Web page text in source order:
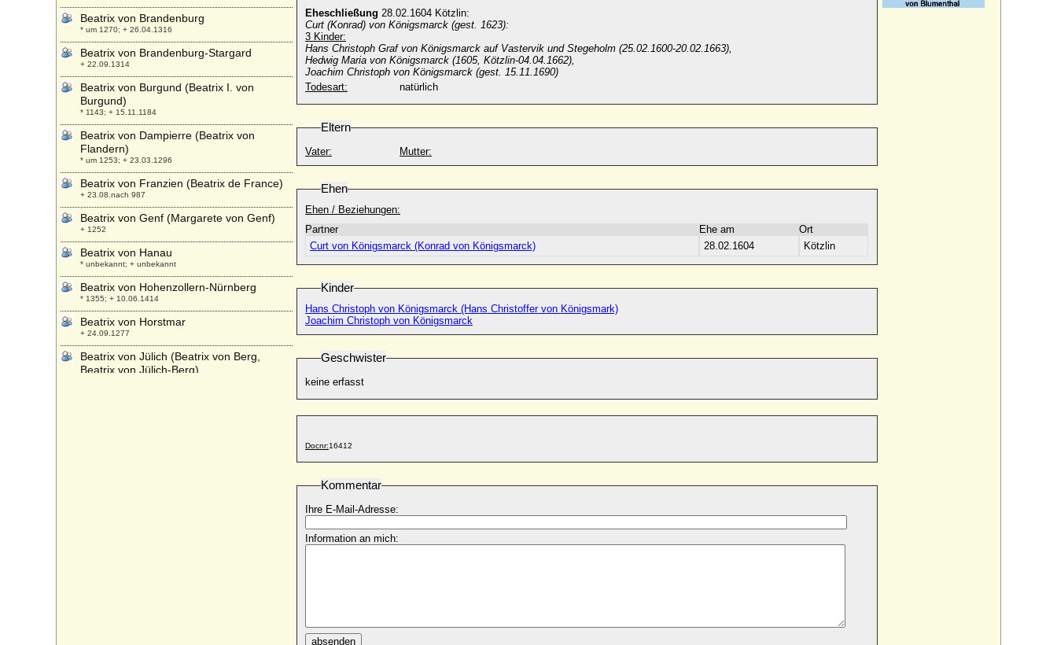
Eheschließung 28.02.1604 Kötzlin:
Curt (Konrad) von Königsmarck (gest. 1623):
3 Kinder:
Hans Christoph Graf von Königsmarck auf Vastervik und Stegeholm (25.02.1600-20.02.1663),
Hedwig Maria von Königsmarck (1605, Kötzlin-04.04.1662),
Joachim Christoph von Königsmarck (gest. 15.11.1690)
Todesart:
natürlich
Eltern
Vater: Mutter:
Ehen
Ehen / Beziehungen:
Partner
Ehe am
Ort
Curt von Königsmarck (Konrad von Königsmarck)
28.02.1604 Kötzlin
Kinder
Hans Christoph von Königsmarck (Hans Christoffer von Königsmark)
Joachim Christoph von Königsmarck
Geschwister
keine erfasst
Docnr:16412
Kommentar
Ihre E-Mail-Adresse:
Information an mich:
absenden
Beatrix von Brandenburg
* um 1270; + 26.04.1316
Beatrix von Brandenburg-Stargard
+ 22.09.1314
Beatrix von Burgund (Beatrix I. von
Burgund)
* 1143; + 15.11.1184
Beatrix von Dampierre (Beatrix von
Flandern)
* um 1253; + 23.03.1296
Beatrix von Franzien (Beatrix de France)
+ 23.08.nach 987
Beatrix von Genf (Margarete von Genf)
+ 1252
Beatrix von Hanau
* unbekannt; + unbekannt
Beatrix von Hohenzollern-Nürnberg
* 1355; + 10.06.1414
Beatrix von Horstmar
+ 24.09.1277
Beatrix von Jülich (Beatrix von Berg,
Beatrix von Jülich-Berg)